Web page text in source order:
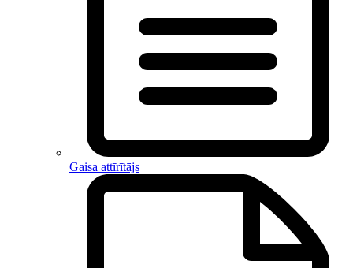
Gaisa attīrītājs